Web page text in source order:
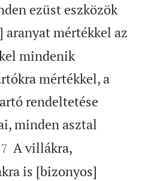
ezüst eszközök
aranyat mértékkel az
mindenik
mértékkel, a
rendeltetése
minden asztal
A villákra,
is [bizonyos]